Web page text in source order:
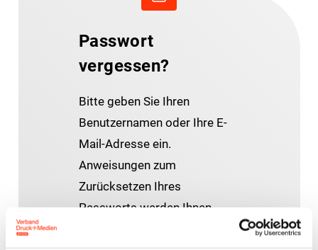
Passwort
vergessen?
Bitte geben Sie Ihren
Benutzernamen oder Ihre E-
Mail-Adresse ein.
Anweisungen zum
Zurücksetzen Ihres
Passworts werden Ihnen